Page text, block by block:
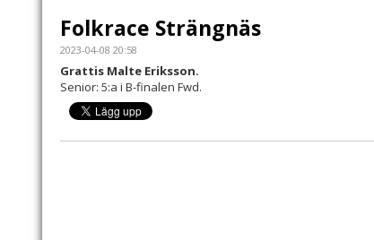
Folkrace Strängnäs
2023-04-08 20:58
Grattis Malte Eriksson.
Senior: 5:a i B-finalen Fwd.